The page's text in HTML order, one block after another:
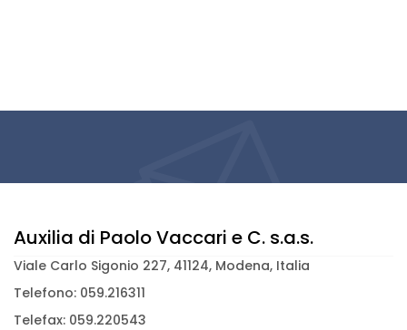
Auxilia di Paolo Vaccari e C. s.a.s.
Viale Carlo Sigonio 227, 41124, Modena, Italia
Telefono: 059.216311
Telefax: 059.220543